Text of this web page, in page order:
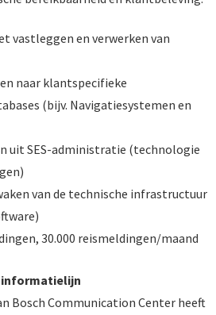
vastleggen en verwerken van
naar klantspecifieke
(bijv. Navigatiesystemen en
uit SES-administratie (technologie
van de technische infrastructuur
30.000 reismeldingen/maand
informatielijn
Bosch Communication Center heeft